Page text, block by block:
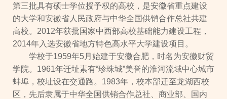
第三批具有硕士学位授予权的高校，是安徽省重点建设
的大学和安徽省人民政府与中华全国供销合作总社共建
高校。2012年获批国家中西部高校基础能力建设工程，
2014年入选安徽省地方特色高水平大学建设项目。
学校于1959年5月始建于安徽合肥，时名为安徽财贸
学院。1961年迁址素有“珍珠城”美誉的淮河流域中心城市
蚌埠，校址设在交通路。1983年，校本部迁至龙湖西校
区，先后隶属于中华全国供销合作总社、商业部、国内